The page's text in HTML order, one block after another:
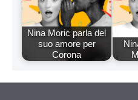
Nina Moric parla del
suo amore per
Corona